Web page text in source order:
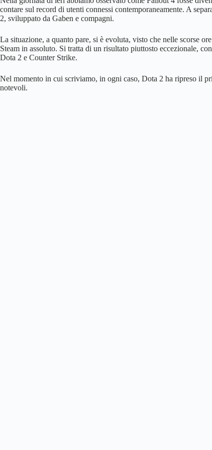
contare sul record di utenti connessi contemporaneamente. A
2, sviluppato da Gaben e compagni.
La situazione, a quanto pare, si è evoluta, visto che nelle scorse
Steam in assoluto. Si tratta di un risultato piuttosto eccezionale,
Dota 2 e Counter Strike.
Nel momento in cui scriviamo, in ogni caso, Dota 2 ha ripreso il
notevoli.